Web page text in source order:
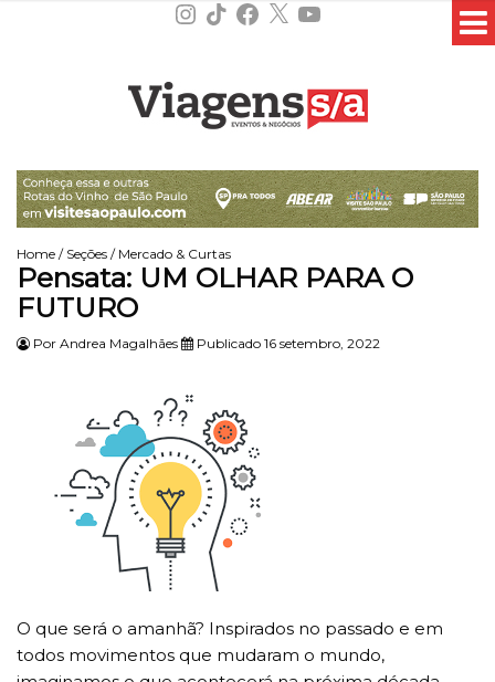
Instagram
TikTokFacebook
X YouTube
Home / Seções / Mercado & Curtas
Pensata: UM OLHAR PARA O
FUTURO
Por Andrea Magalhães Publicado 16 setembro, 2022
O que será o amanhã? Inspirados no passado e em
todos movimentos que mudaram o mundo,